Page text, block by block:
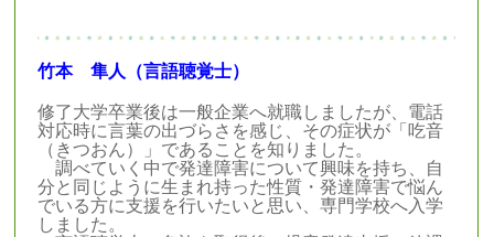
竹本 隼人（言語聴覚士）
修了大学卒業後は一般企業へ就職しましたが、電話
対応時に言葉の出づらさを感じ、その症状が「吃音
（きつおん）
」であることを知りました。
調べていく中で発達障害について興味を持ち、自
分と同じように生まれ持った性質・発達障害で悩ん
でいる方に支援を行いたいと思い、専門学校へ入学
しました。